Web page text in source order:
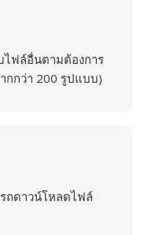
ไฟล์อื่นตามต้องการ
กกว่า 200 รูปแบบ)
ถดาวน์โหลดไฟล์